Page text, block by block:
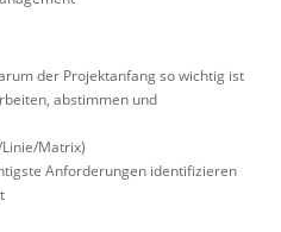
der Projektanfang so wichtig ist
abstimmen und
Matrix)
Anforderungen identifizieren